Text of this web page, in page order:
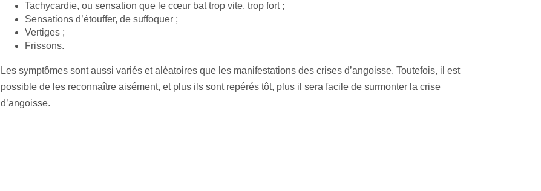
Tachycardie, ou sensation que le cœur bat trop vite, trop fort ;
Sensations d’étouffer, de suffoquer ;
Vertiges ;
Frissons.
Les symptômes sont aussi variés et aléatoires que les manifestations des crises d’angoisse. Toutefois, il est
possible de les reconnaître aisément, et plus ils sont repérés tôt, plus il sera facile de surmonter la crise
d’angoisse.